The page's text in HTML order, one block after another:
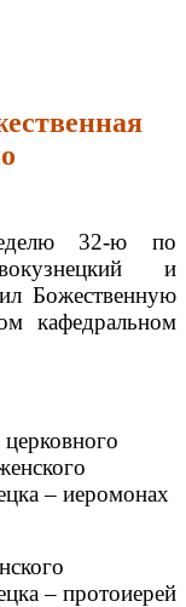
Новокузнецк
32-ю по
и
Божественную
кафедральном
– иеромонах
– протоиерей